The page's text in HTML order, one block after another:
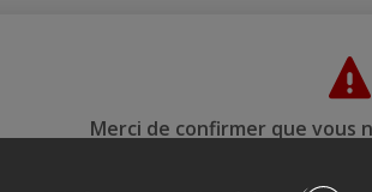
Merci de confirmer que vous